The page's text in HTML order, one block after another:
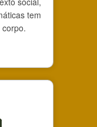
tem